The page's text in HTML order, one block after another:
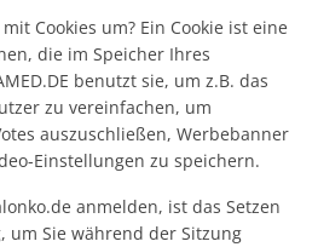
Cookies um? Ein Cookie ist eine
die im Speicher Ihres
benutzt sie, um z.B. das
zu vereinfachen, um
auszuschließen, Werbebanner
Einstellungen zu speichern.
anmelden, ist das Setzen
um Sie während der Sitzung